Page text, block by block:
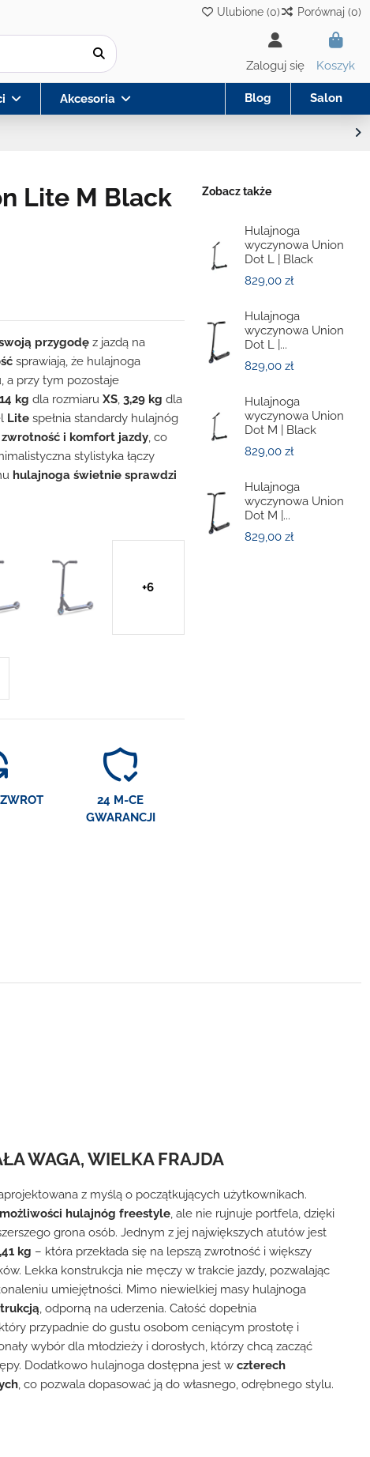
Ulubione (0) Porównaj (0)
Zaloguj się Koszyk
Akcesoria Salon
Blog
Lite M Black
przygodę z jazdą na
sprawiają, że hulajnoga
a przy tym pozostaje
kg dla rozmiaruXS, 3,29 kg dla
Lite spełnia standardy hulajnóg
i komfort jazdy, co
stylistyka łączy
hulajnoga świetnie sprawdzi
+6
24 M-CE
GWARANCJI
Zobacz także
Hulajnoga
wyczynowa Union
Dot L | Black
829,00 zł
Hulajnoga
wyczynowa Union
Dot L |...
829,00 zł
Hulajnoga
wyczynowa Union
Dot M | Black
829,00 zł
Hulajnoga
wyczynowa Union
Dot M |...
829,00 zł
WAGA, WIELKA FRAJDA
z myślą o początkujących użytkownikach.
hulajnóg freestyle, ale nie rujnuje portfela, dzięki
grona osób. Jednym z jej największych atutów jest
kg – która przekłada się na lepszą zwrotność i większy
Lekka konstrukcja nie męczy w trakcie jazdy, pozwalając
umiejętności. Mimo niewielkiej masy hulajnoga
, odporną na uderzenia. Całość dopełnia
przypadnie do gustu osobom ceniącym prostotę i
wybór dla młodzieży i dorosłych, którzy chcą zacząć
Dodatkowo hulajnoga dostępna jest w czterech
, co pozwala dopasować ją do własnego, odrębnego stylu.